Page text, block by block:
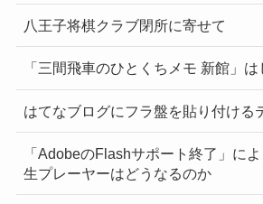
八王子将棋クラブ閉所に寄せて
「三間飛車のひとくちメモ 新館」
はてなブログにフラ盤を貼り付ける
「AdobeのFlashサポート終了」に
生プレーヤーはどうなるのか